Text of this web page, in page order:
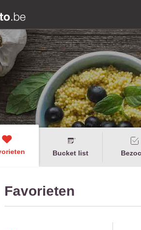
Bucket list
Favorieten